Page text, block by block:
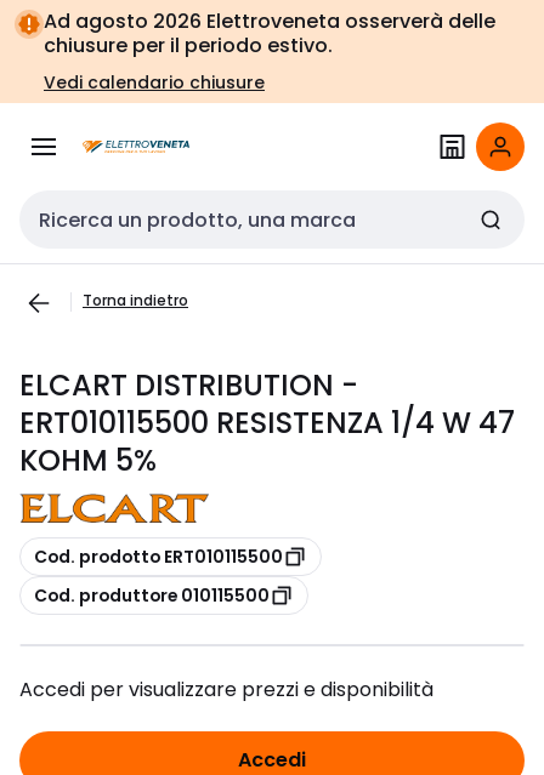
Vai alla
navigazione
Vai
alla
pagina
Ad agosto 2026 Elettroveneta osserverà delle
chiusure per il periodo estivo.
Vedi calendario chiusure
Cerca input
Torna indietro
ELCART DISTRIBUTION -
ERT010115500 RESISTENZA 1/4 W 47
KOHM 5%
copia
Cod. prodotto ERT010115500
copia
Cod. produttore 010115500
Accedi per visualizzare prezzi e disponibilità
Accedi